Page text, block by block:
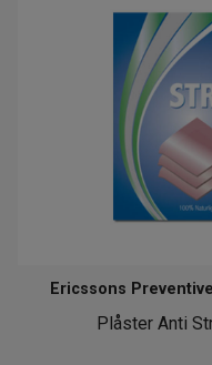
Plåster Anti
Ericssons